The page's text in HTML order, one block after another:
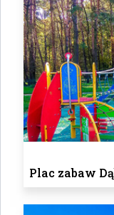
Plac zabaw